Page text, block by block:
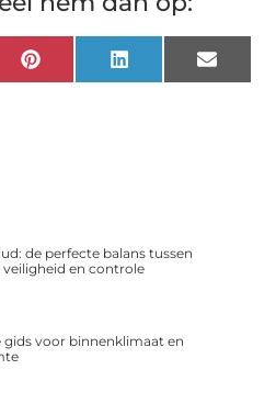
Pinterest LinkedIn Email
de perfecte balans tussen
veiligheid en controle
gids voor binnenklimaat en